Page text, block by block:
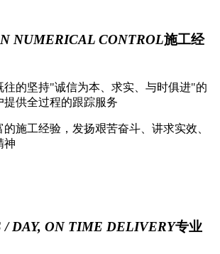
NUMERICAL CONTROL施工经
往的坚持"诚信为本、求实、与时俱进"的
提供全过程的跟踪服务
施工经验，发扬艰苦奋斗、讲求实效、
神
/ DAY, ON TIME DELIVERY专业